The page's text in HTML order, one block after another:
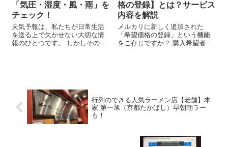
「気圧・湿度・風・雨」を
チェック！
天気予報は、私たちが日常生活
を送る上で欠かせない大切な情
報のひとつです。 しかしその中
格の登録】とは？サービス
内容を解説
メルカリに新しく追加された
「希望価格の登録」という機能
をご存じですか？ 購入希望者が
行列のできる人気ラーメン店【老舗】本
家 第一旭（京都たかばし）早朝朝ラー
も！